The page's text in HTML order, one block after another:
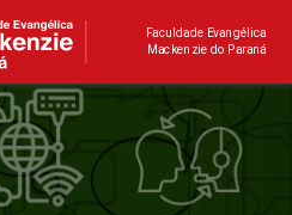
Faculdade Evangélica
Mackenzie do Paraná